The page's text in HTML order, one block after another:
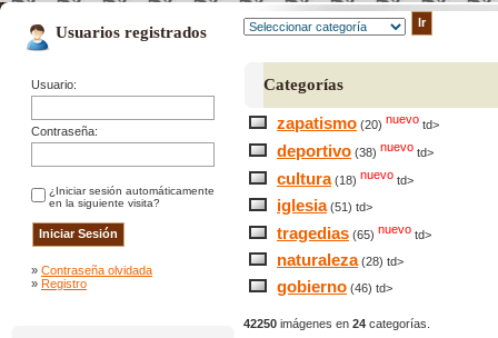
Usuarios registrados
Usuario:
Contraseña:
¿Iniciar sesión automáticamente
en la siguiente visita?
» Contraseña olvidada
» Registro
Categorías
zapatismo (20) nuevo td>
deportivo (38) nuevo td>
cultura(18) nuevo td>
iglesia(51) td>
tragedias (65) nuevo td>
naturaleza(28) td>
gobierno (46) td>
42250 imágenes en 24 categorías.